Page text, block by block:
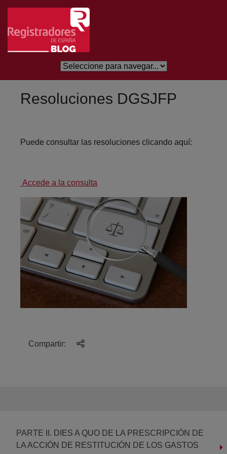
Eduki nagusira joan
Resoluciones DGSJFP
Puede consultar las resoluciones clicando aquí:
Accede a la consulta
Compartir:
PARTE II. DIES A QUO DE LA PRESCRIPCIÓN DE
LA ACCIÓN DE RESTITUCIÓN DE LOS GASTOS